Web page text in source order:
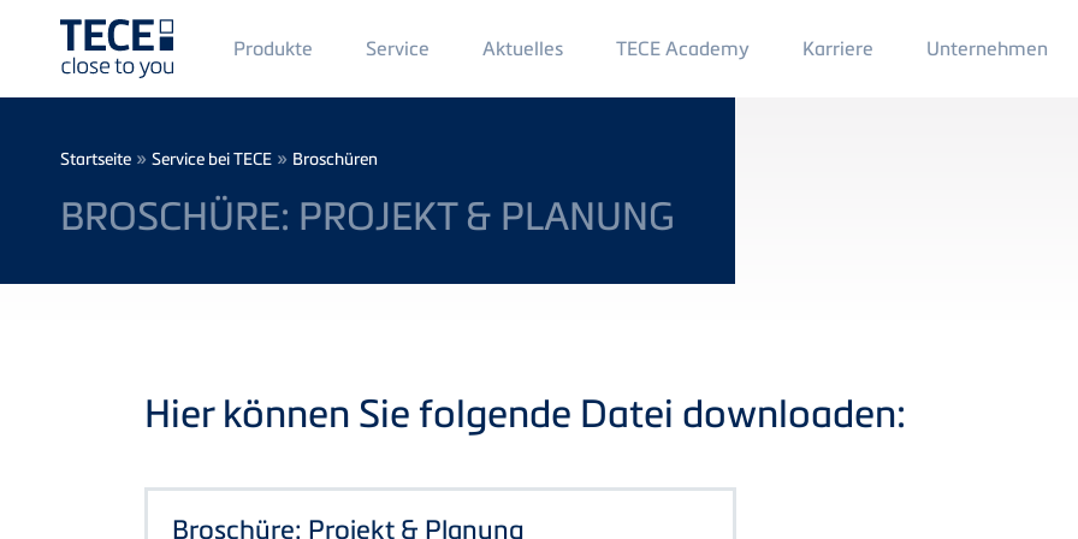
Main
Menü
1
Produkte Service Aktuelles TECE Academy Main
Menu
Karriere Unternehmen
Breadcrumb
Startseite » Service bei TECE » Broschüren
BROSCHÜRE: PROJEKT & PLANUNG
Hier können Sie folgende Datei downloaden:
Broschüre: Projekt & Planung